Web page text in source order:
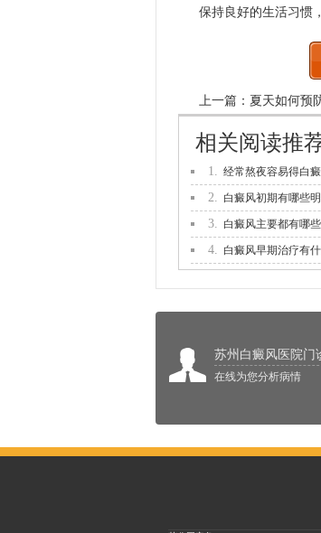
保持良好的生活习惯
上一篇： 夏天如何预
1. 经常熬夜容易得白
2. 白癜风初期有哪些
3. 白癜风主要都有哪
4. 白癜风早期治疗有
相关阅读推
苏州白癜风医院门
在线为您分析病情